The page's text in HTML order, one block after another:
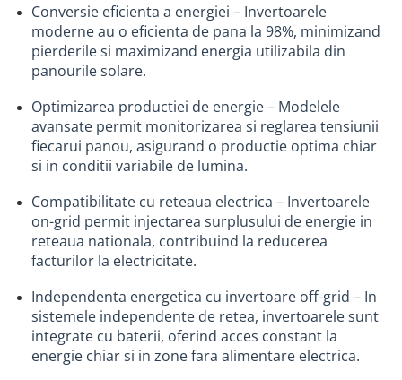
Echipamente pentru irigatii
Kit irigare gazon
Kit irigare gradina
Fitinguri pentru irigatii
Robinete
Banda de picurare
Picurator irigatii
Aspersoare gazon & gradina
Duze pentru irigare gazon
Automatizari irigatii
Camin distribuitor
Conversie eficienta a energiei – Invertoarele
moderne au o eficienta de pana la 98%, minimizand
pierderile si maximizand energia utilizabila din
panourile solare.
Optimizarea productiei de energie – Modelele
avansate permit monitorizarea si reglarea tensiunii
fiecarui panou, asigurand o productie optima chiar
si in conditii variabile de lumina.
Compatibilitate cu reteaua electrica – Invertoarele
on-grid permit injectarea surplusului de energie in
reteaua nationala, contribuind la reducerea
facturilor la electricitate.
Independenta energetica cu invertoare off-grid – In
sistemele independente de retea, invertoarele sunt
integrate cu baterii, oferind acces constant la
energie chiar si in zone fara alimentare electrica.